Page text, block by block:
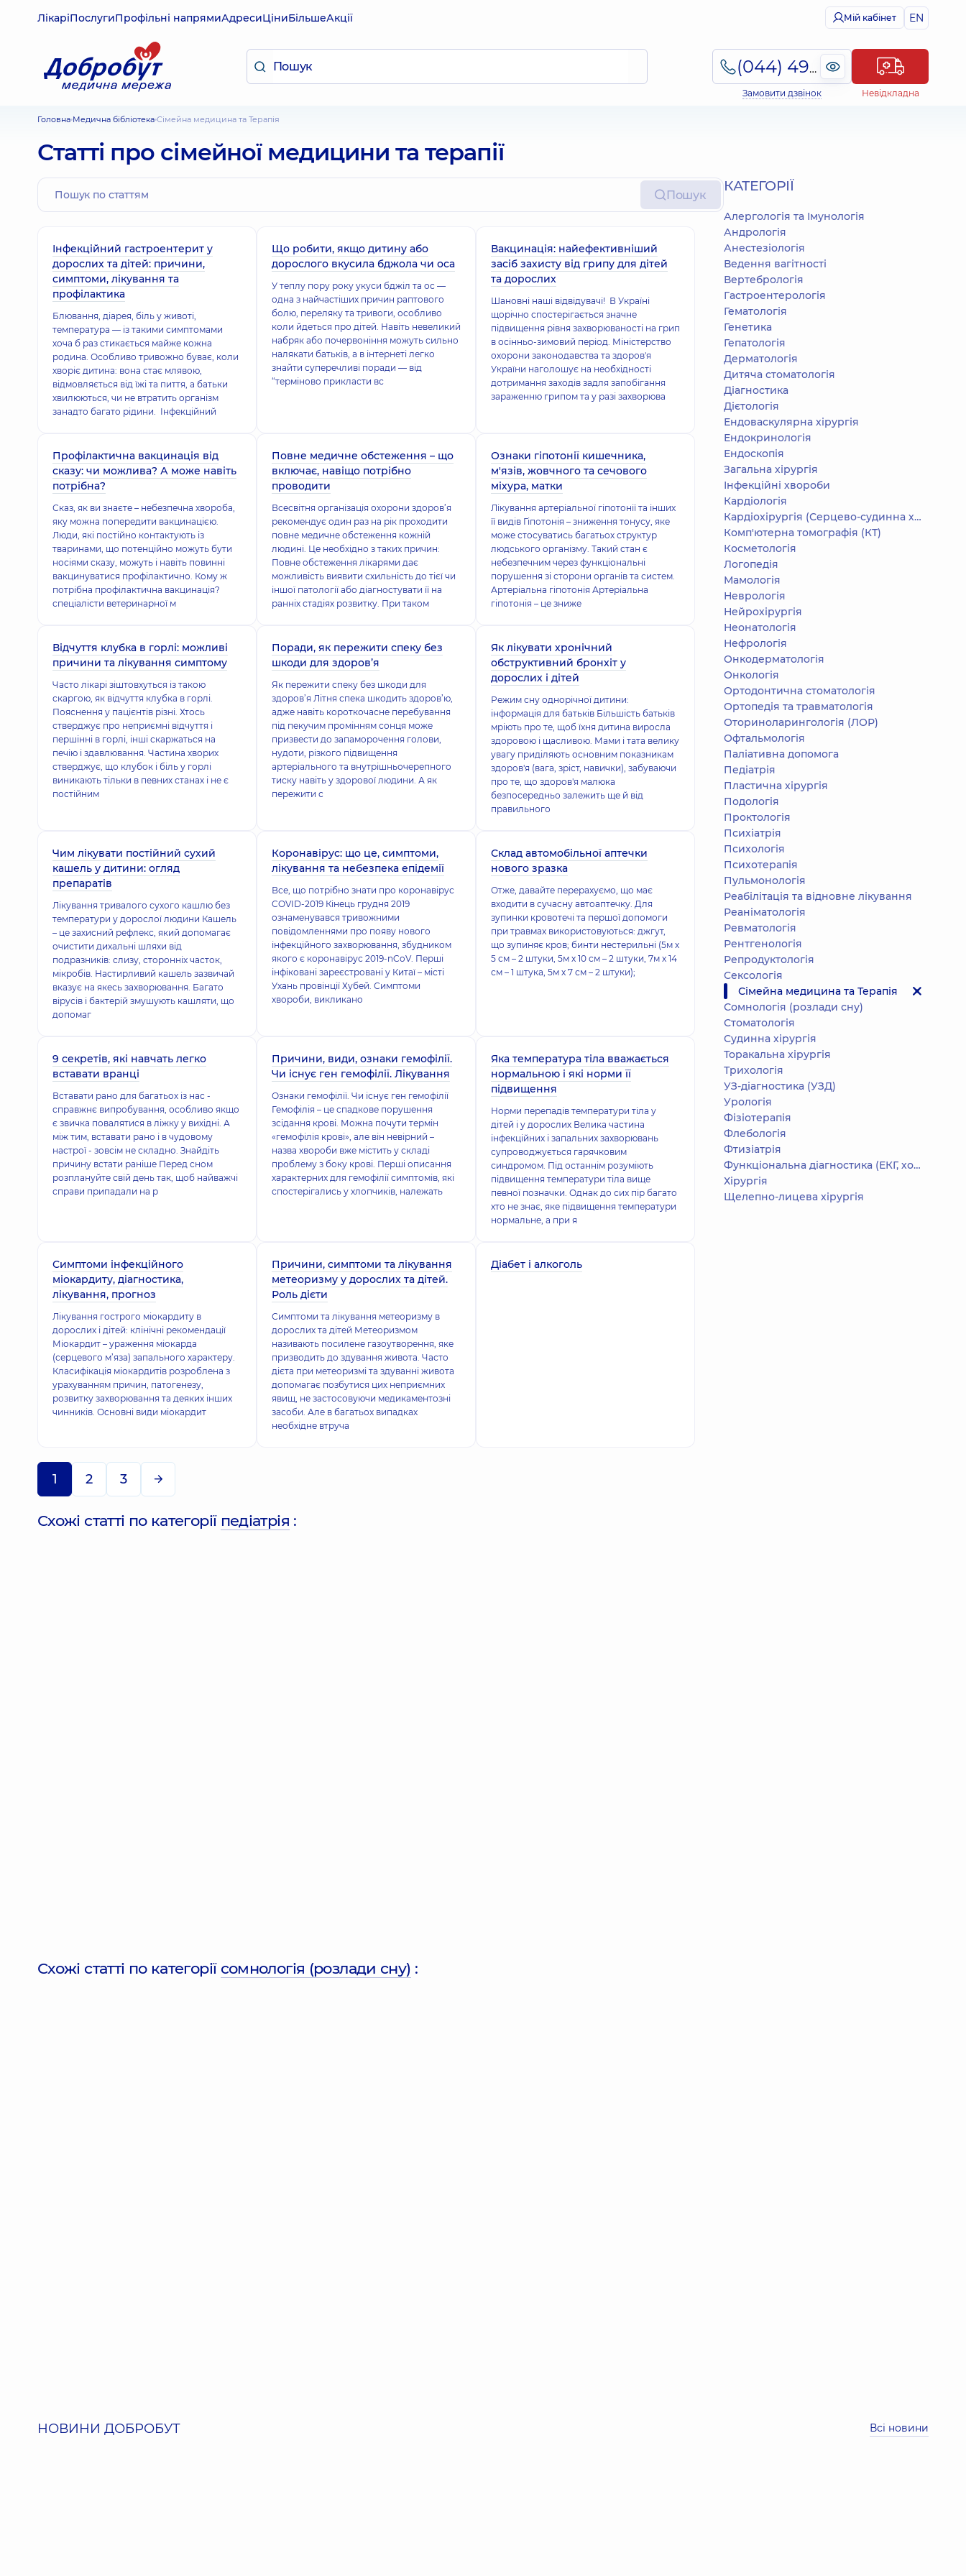
ЛікаріПослугиПрофільні напрямиАдресиЦіниБільшеАкції Мій кабінет EN
(044) 495-2-888
Замовити дзвінок Невідкладна
Головна Медична бібліотека Сімейна медицина та Терапія
Статті про сімейної медицини та терапії
Пошук
Інфекційний гастроентерит у
дорослих та дітей: причини,
симптоми, лікування та
профілактика
Блювання, діарея, біль у животі,
температура — із такими симптомами
хоча б раз стикається майже кожна
родина. Особливо тривожно буває, коли
хворіє дитина: вона стає млявою,
відмовляється від їжі та пиття, а батьки
хвилюються, чи не втратить організм
занадто багато рідини. Інфекційний
Що робити, якщо дитину або
дорослого вкусила бджола чи оса
У теплу пору року укуси бджіл та ос —
одна з найчастіших причин раптового
болю, переляку та тривоги, особливо
коли йдеться про дітей. Навіть невеликий
набряк або почервоніння можуть сильно
налякати батьків, а в інтернеті легко
знайти суперечливі поради — від
“терміново прикласти вс
Вакцинація: найефективніший
засіб захисту від грипу для дітей
та дорослих
Шановні наші відвідувачі! В Україні
щорічно спостерігається значне
підвищення рівня захворюваності на грип
в осінньо-зимовий період. Міністерство
охорони законодавства та здоров'я
України наголошує на необхідності
дотримання заходів задля запобігання
зараженню грипом та у разі захворюва
Профілактична вакцинація від
сказу: чи можлива? А може навіть
потрібна?
Сказ, як ви знаєте – небезпечна хвороба,
яку можна попередити вакцинацією.
Люди, які постійно контактують із
тваринами, що потенційно можуть бути
носіями сказу, можуть і навіть повинні
вакцинуватися профілактично. Кому ж
потрібна профілактична вакцинація?
спеціалісти ветеринарної м
Повне медичне обстеження – що
включає, навіщо потрібно
проводити
Всесвітня організація охорони здоров’я
рекомендує один раз на рік проходити
повне медичне обстеження кожній
людині. Це необхідно з таких причин:
Повне обстеження лікарями дає
можливість виявити схильність до тієї чи
іншої патології або діагностувати її на
ранніх стадіях розвитку. При таком
Ознаки гіпотонії кишечника,
м'язів, жовчного та сечового
міхура, матки
Лікування артеріальної гіпотонії та інших
її видів Гіпотонія – зниження тонусу, яке
може стосуватись багатьох структур
людського організму. Такий стан є
небезпечним через функціональні
порушення зі сторони органів та систем.
Артеріальна гіпотонія Артеріальна
гіпотонія – це зниже
Відчуття клубка в горлі: можливі
причини та лікування симптому
Часто лікарі зіштовхуться із такою
скаргою, як відчуття клубка в горлі.
Пояснення у пацієнтів різні. Хтось
стверджує про неприємні відчуття і
першінні в горлі, інші скаржаться на
печію і здавлювання. Частина хворих
стверджує, що клубок і біль у горлі
виникають тільки в певних станах і не є
постійним
Поради, як пережити спеку без
шкоди для здоров’я
Як пережити спеку без шкоди для
здоров’я Літня спека шкодить здоров’ю,
адже навіть короткочасне перебування
під пекучим промінням сонця може
призвести до запаморочення голови,
нудоти, різкого підвищення
артеріального та внутрішньочерепного
тиску навіть у здорової людини. А як
пережити с
Як лікувати хронічний
обструктивний бронхіт у
дорослих і дітей
Режим сну однорічної дитини:
інформація для батьків Більшість батьків
мріють про те, щоб їхня дитина виросла
здоровою і щасливою. Мами і тата велику
увагу приділяють основним показникам
здоров'я (вага, зріст, навички), забуваючи
про те, що здоров'я малюка
безпосередньо залежить ще й від
правильного
Чим лікувати постійний сухий
кашель у дитини: огляд
препаратів
Лікування тривалого сухого кашлю без
температури у дорослої людини Кашель
– це захисний рефлекс, який допомагає
очистити дихальні шляхи від
подразників: слизу, сторонніх часток,
мікробів. Настирливий кашель зазвичай
вказує на якесь захворювання. Багато
вірусів і бактерій змушують кашляти, що
допомаг
Коронавірус: що це, симптоми,
лікування та небезпека епідемії
Все, що потрібно знати про коронавірус
COVID-2019 Кінець грудня 2019
ознаменувався тривожними
повідомленнями про появу нового
інфекційного захворювання, збудником
якого є коронавірус 2019-nCoV. Перші
інфіковані зареєстровані у Китаї – місті
Ухань провінції Хубей. Симптоми
хвороби, викликано
Склад автомобільної аптечки
нового зразка
Отже, давайте перерахуємо, що має
входити в сучасну автоаптечку. Для
зупинки кровотечі та першої допомоги
при травмах використовуються: джгут,
що зупиняє кров; бинти нестерильні (5м х
5 см – 2 штуки, 5м х 10 см – 2 штуки, 7м х 14
см – 1 штука, 5м х 7 см – 2 штуки);
9 секретів, які навчать легко
вставати вранці
Вставати рано для багатьох із нас -
справжнє випробування, особливо якщо
є звичка повалятися в ліжку у вихідні. А
між тим, вставати рано і в чудовому
настрої - зовсім не складно. Знайдіть
причину встати раніше Перед сном
розплануйте свій день так, щоб найважчі
справи припадали на р
Причини, види, ознаки гемофілії.
Чи існує ген гемофілії. Лікування
Ознаки гемофілії. Чи існує ген гемофілії
Гемофілія – це спадкове порушення
зсідання крові. Можна почути термін
«гемофілія крові», але він невірний –
назва хвороби вже містить у складі
проблему з боку крові. Перші описання
характерних для гемофілії симптомів, які
спостерігались у хлопчиків, належать
Яка температура тіла вважається
нормальною і які норми її
підвищення
Норми перепадів температури тіла у
дітей і у дорослих Велика частина
інфекційних і запальних захворювань
супроводжується гарячковим
синдромом. Під останнім розуміють
підвищення температури тіла вище
певної позначки. Однак до сих пір багато
хто не знає, яке підвищення температури
нормальне, а при я
Симптоми інфекційного
міокардиту, діагностика,
лікування, прогноз
Лікування гострого міокардиту в
дорослих і дітей: клінічні рекомендації
Міокардит – ураження міокарда
(серцевого м’яза) запального характеру.
Класифікація міокардитів розроблена з
урахуванням причин, патогенезу,
розвитку захворювання та деяких інших
чинників. Основні види міокардит
Причини, симптоми та лікування
метеоризму у дорослих та дітей.
Роль дієти
Симптоми та лікування метеоризму в
дорослих та дітей Метеоризмом
називають посилене газоутворення, яке
призводить до здування живота. Часто
дієта при метеоризмі та здуванні живота
допомагає позбутися цих неприємних
явищ, не застосовуючи медикаментозні
засоби. Але в багатьох випадках
необхідне втруча
Діабет і алкоголь
1 2 3
КАТЕГОРІЇ
Алергологія та Імунологія
Андрологія
Анестезіологія
Ведення вагітності
Вертебрологія
Гастроентерологія
Гематологія
Генетика
Гепатологія
Дерматологія
Дитяча стоматологія
Діагностика
Дієтологія
Ендоваскулярна хірургія
Ендокринологія
Ендоскопія
Загальна хірургія
Інфекційні хвороби
Кардіологія
Кардіохірургія (Серцево-судинна хірургія)
Комп'ютерна томографія (КТ)
Косметологія
Логопедія
Мамологія
Неврологія
Нейрохірургія
Неонатологія
Нефрологія
Онкодерматологія
Онкологія
Ортодонтична стоматологія
Ортопедія та травматологія
Оториноларингологія (ЛОР)
Офтальмологія
Паліативна допомога
Педіатрія
Пластична хірургія
Подологiя
Проктологія
Психіатрія
Психологія
Психотерапія
Пульмонологія
Реабілітація та відновне лікування
Реаніматологія
Ревматологія
Рентгенологія
Репродуктологія
Сексологія
Сімейна медицина та Терапія
Сомнологія (розлади сну)
Стоматологія
Судинна хірургія
Торакальна хірургія
Трихологія
УЗ-діагностика (УЗД)
Урологія
Фізіотерапія
Флебологія
Фтизіатрія
Функціональна діагностика (ЕКГ, холтер, добове АТ)
Хірургія
Щелепно-лицева хірургія
Схожі статті по категорії педіатрія :
Схожі статті по категорії сомнологія (розлади сну) :
НОВИНИ ДОБРОБУТ Всі новини